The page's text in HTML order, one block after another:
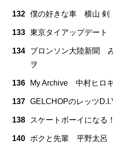
132 僕の好きな車 横山 剣
133 東京タイアップデー
134
ブロンソン大陸新聞
ヲ
136 My Archive 中村ヒロキ
137 GELCHOPのレッツ
138 スケートボーイになる！
140 ボクと先輩 平野太呂